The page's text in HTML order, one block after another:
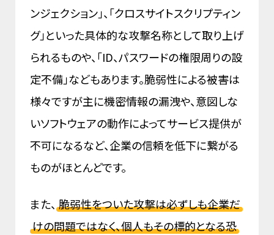
ンジェクション」、「クロスサイトスクリプティン
グ」といった具体的な攻撃名称として取り上げ
られるものや、「ID、パスワードの権限周りの設
定不備」などもあります。脆弱性による被害は
様々ですが主に機密情報の漏洩や、意図しな
いソフトウェアの動作によってサービス提供が
不可になるなど、企業の信頼を低下に繋がる
ものがほとんどです。
また、 脆弱性をついた攻撃は必ずしも企業だ
けの問題ではなく、個人もその標的となる恐